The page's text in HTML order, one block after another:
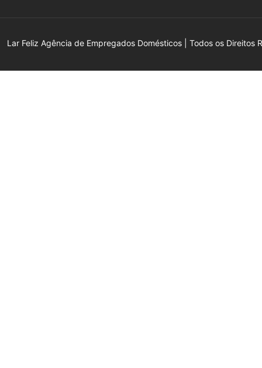
Lar Feliz Agência de Empregados Domésticos | Todos os Direitos